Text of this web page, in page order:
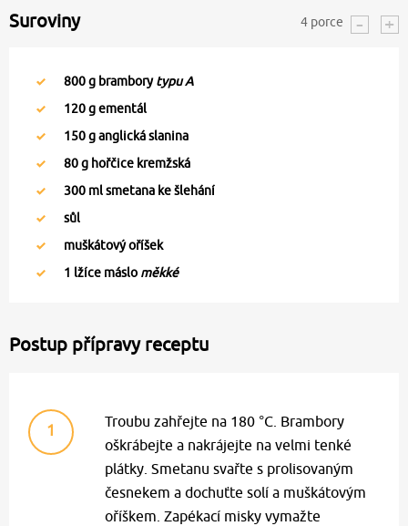
Suroviny 4 porce
800g bramborytypu A
120g ementál
150g anglická slanina
80g hořčice kremžská
300 ml smetana ke šlehání
sůl
muškátový oříšek
1 lžíce máslo měkké
Postup přípravy receptu
1
Troubu zahřejte na 180 °C. Brambory
oškrábejte a nakrájejte na velmi tenké
plátky. Smetanu svařte s prolisovaným
česnekem a dochuťte solí a muškátovým
oříškem. Zapékací misky vymažte